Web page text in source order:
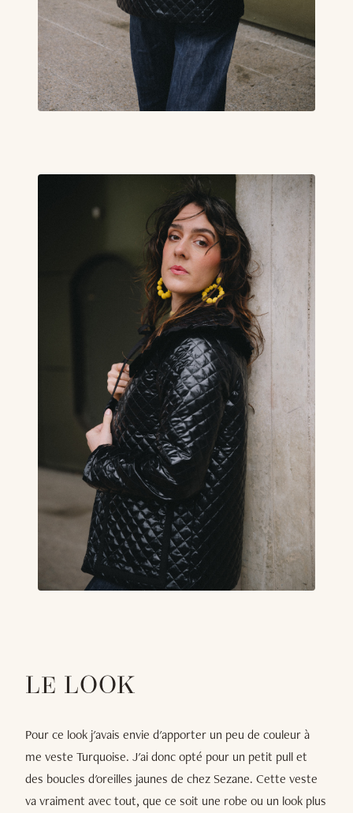
LE LOOK
Pour ce look j'avais envie d'apporter un peu de couleur à
me veste Turquoise. J'ai donc opté pour un petit pull et
des boucles d'oreilles jaunes de chez Sezane. Cette veste
va vraiment avec tout, que ce soit une robe ou un look plus